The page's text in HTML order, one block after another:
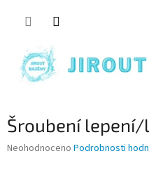
Šroubení lepení/
Průměrné hodnocení produktu je
Neohodnoceno Podrobnosti